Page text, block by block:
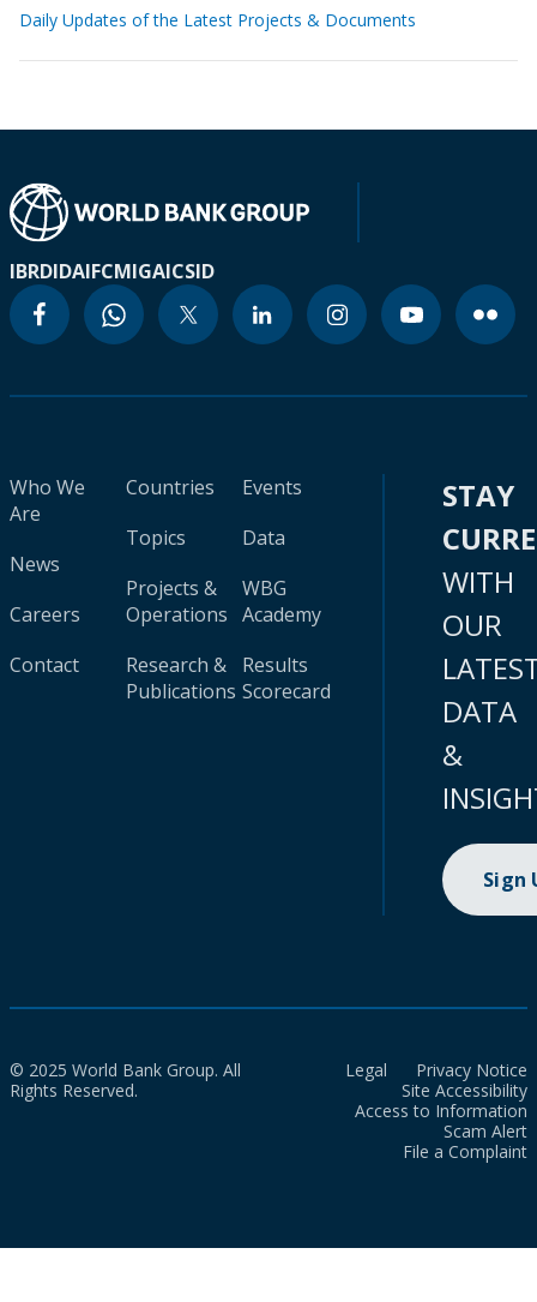
Daily Updates of the Latest Projects & Documents
IBRDIDAIFCMIGAICSID
Who We
Are
News
Careers
Contact
Countries
Topics
Projects &
Operations
Research &
Publications
Events
Data
WBG
Academy
Results
Scorecard
STAY
WITH
OUR
DATA
&
Sign
© 2025 World Bank Group. All
Rights Reserved.
Legal
Privacy Notice
Site Accessibility
Access to Information
Scam Alert
File a Complaint